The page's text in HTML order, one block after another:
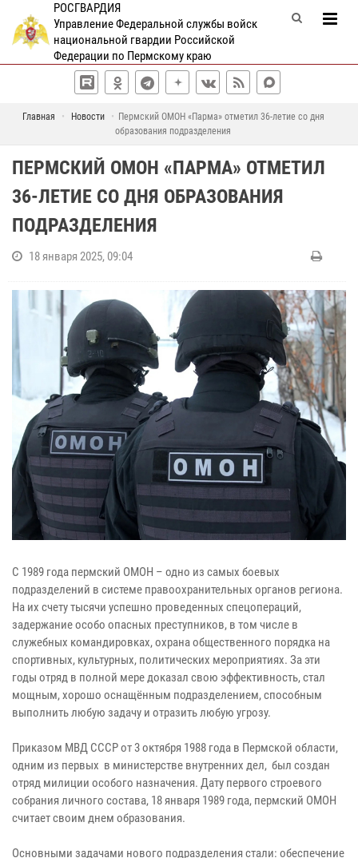
РОСГВАРДИЯ
Управление Федеральной службы войск
национальной гвардии Российской
Федерации по Пермскому краю
Главная Новости
Пермский ОМОН «Парма» отметил 36-летие со дня
образования подразделения
ПЕРМСКИЙ ОМОН «ПАРМА» ОТМЕТИЛ
36-ЛЕТИЕ СО ДНЯ ОБРАЗОВАНИЯ
ПОДРАЗДЕЛЕНИЯ
18 января 2025, 09:04
С 1989 года пермский ОМОН – одно из самых боевых
подразделений в системе правоохранительных органов региона.
На их счету тысячи успешно проведенных спецопераций,
задержание особо опасных преступников, в том числе в
служебных командировках, охрана общественного порядка на
спортивных, культурных, политических мероприятиях. За эти
годы отряд в полной мере доказал свою эффективность, стал
мощным, хорошо оснащённым подразделением, способным
выполнить любую задачу и отразить любую угрозу.
Приказом МВД СССР от 3 октября 1988 года в Пермской области,
одним из первых в министерстве внутренних дел, был создан
отряд милиции особого назначения. Дату первого строевого
собрания личного состава, 18 января 1989 года, пермский ОМОН
считает своим днем образования.
Основными задачами нового подразделения стали: обеспечение